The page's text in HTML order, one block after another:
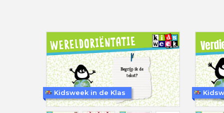
Kidsweek in de Klas